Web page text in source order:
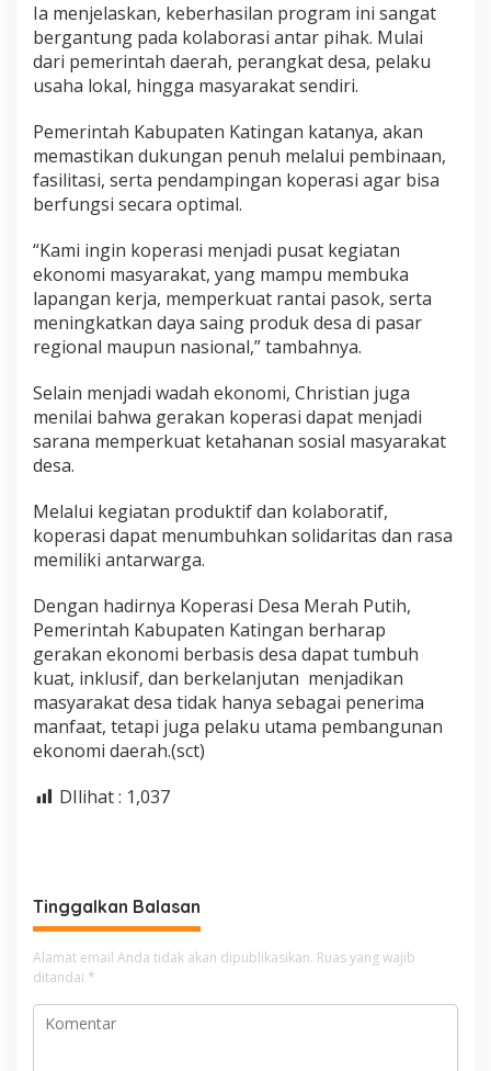
Ia menjelaskan, keberhasilan program ini sangat
bergantung pada kolaborasi antar pihak. Mulai
dari pemerintah daerah, perangkat desa, pelaku
usaha lokal, hingga masyarakat sendiri.
Pemerintah Kabupaten Katingan katanya, akan
memastikan dukungan penuh melalui pembinaan,
fasilitasi, serta pendampingan koperasi agar bisa
berfungsi secara optimal.
“Kami ingin koperasi menjadi pusat kegiatan
ekonomi masyarakat, yang mampu membuka
lapangan kerja, memperkuat rantai pasok, serta
meningkatkan daya saing produk desa di pasar
regional maupun nasional,” tambahnya.
Selain menjadi wadah ekonomi, Christian juga
menilai bahwa gerakan koperasi dapat menjadi
sarana memperkuat ketahanan sosial masyarakat
desa.
Melalui kegiatan produktif dan kolaboratif,
koperasi dapat menumbuhkan solidaritas dan rasa
memiliki antarwarga.
Dengan hadirnya Koperasi Desa Merah Putih,
Pemerintah Kabupaten Katingan berharap
gerakan ekonomi berbasis desa dapat tumbuh
kuat, inklusif, dan berkelanjutan menjadikan
masyarakat desa tidak hanya sebagai penerima
manfaat, tetapi juga pelaku utama pembangunan
ekonomi daerah.(sct)
DIlihat : 1,037
Tinggalkan Balasan
Alamat email Anda tidak akan dipublikasikan. Ruas yang wajib
ditandai *